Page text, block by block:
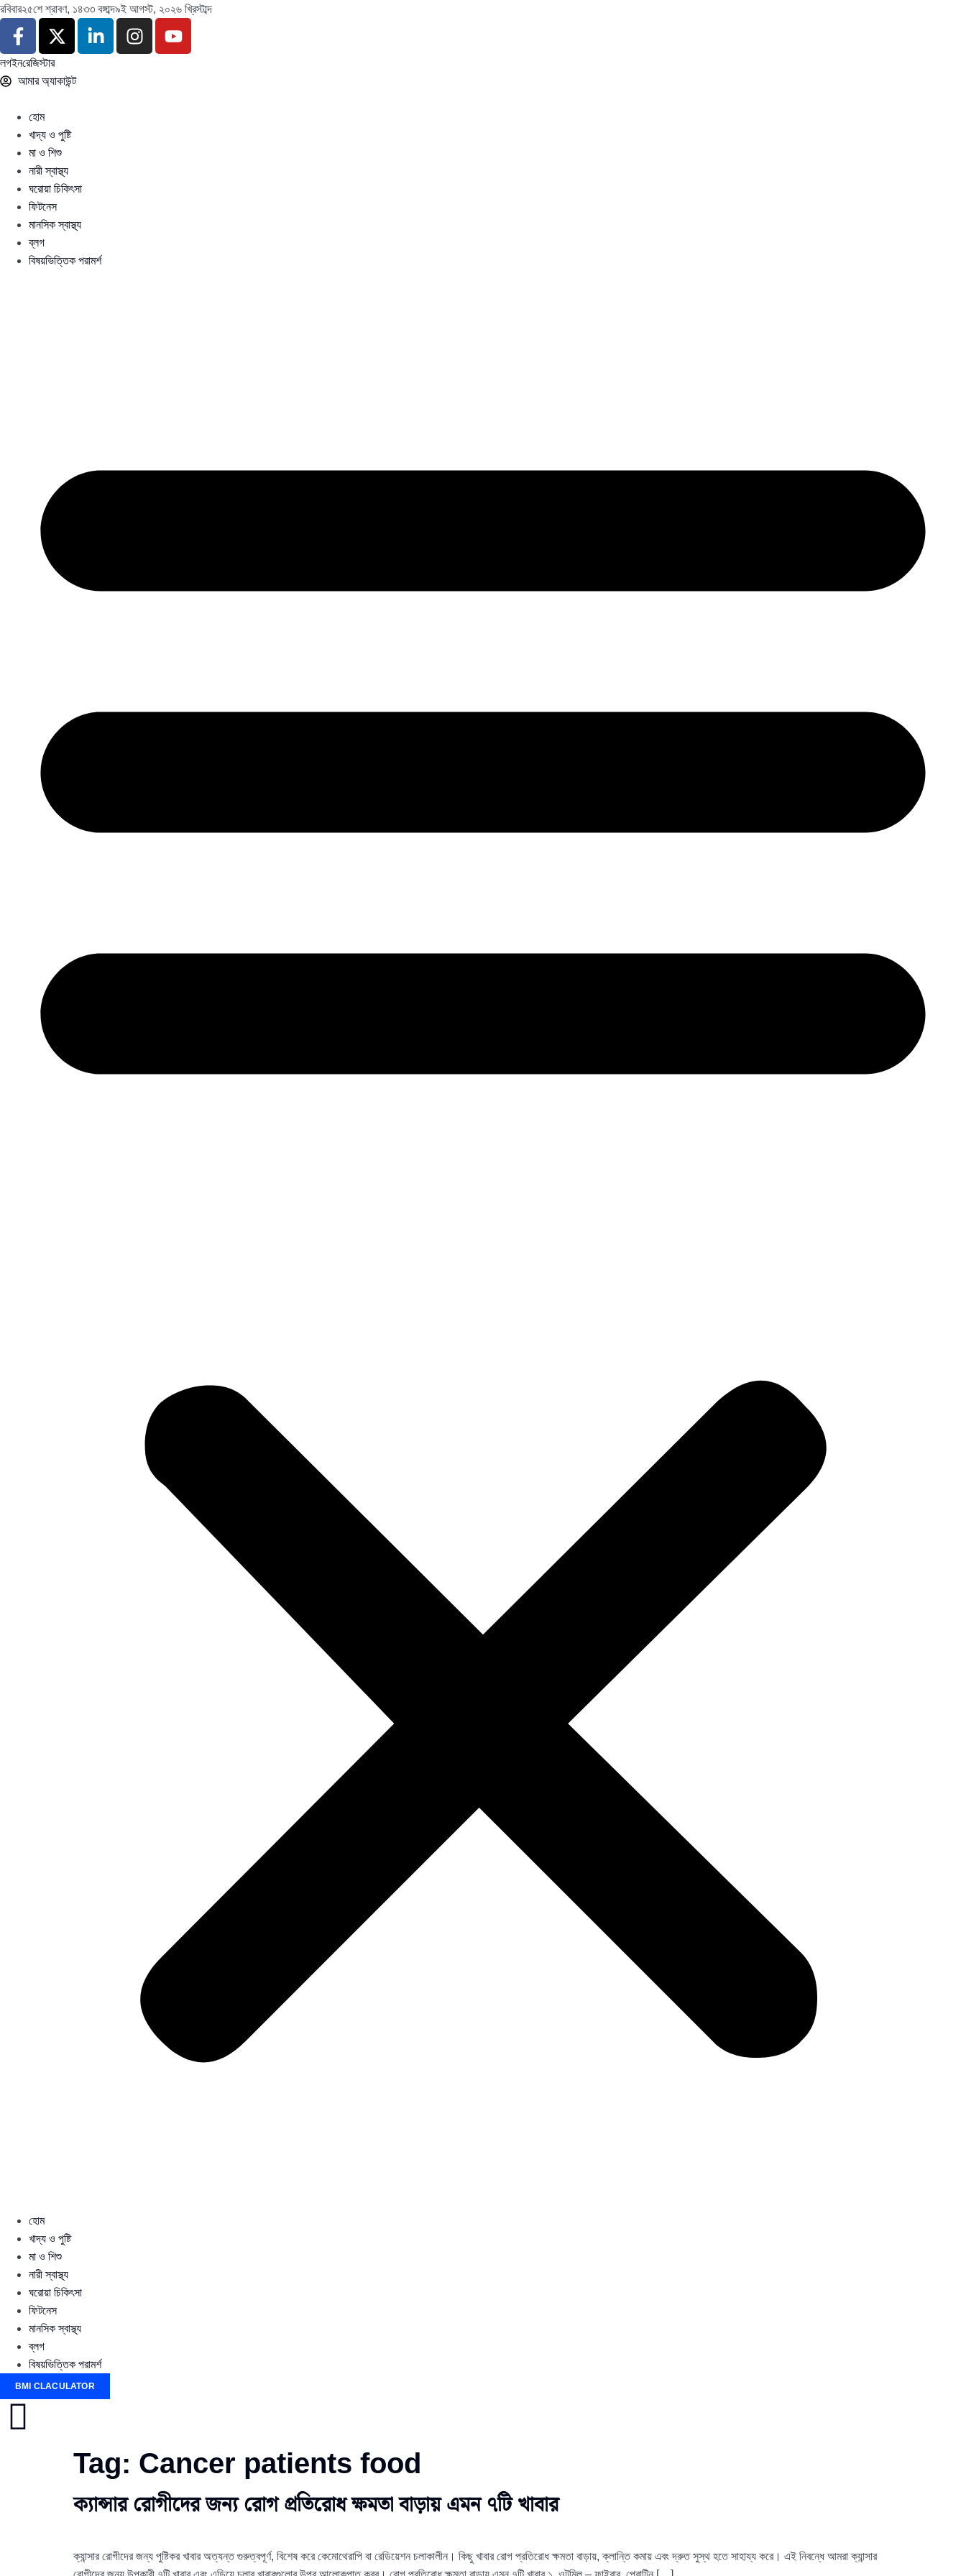
রবিবার২৫শে শ্রাবণ, ১৪৩৩ বঙ্গাব্দ৯ই আগস্ট, ২০২৬ খ্রিস্টাব্দ
লগইনরেজিস্টার
আমার অ্যাকাউন্ট
হোম
খাদ্য ও পুষ্টি
মা ও শিশু
নারী স্বাস্থ্য
ঘরোয়া চিকিৎসা
ফিটনেস
মানসিক স্বাস্থ্য
ব্লগ
বিষয়ভিত্তিক পরামর্শ
হোম
খাদ্য ও পুষ্টি
মা ও শিশু
নারী স্বাস্থ্য
ঘরোয়া চিকিৎসা
ফিটনেস
মানসিক স্বাস্থ্য
ব্লগ
বিষয়ভিত্তিক পরামর্শ
BMI CLACULATOR
Tag: Cancer patients food
ক্যান্সার রোগীদের জন্য রোগ প্রতিরোধ ক্ষমতা বাড়ায় এমন ৭টি খাবার
ক্যান্সার রোগীদের জন্য পুষ্টিকর খাবার অত্যন্ত গুরুত্বপূর্ণ, বিশেষ করে কেমোথেরাপি বা রেডিয়েশন চলাকালীন। কিছু খাবার রোগ প্রতিরোধ ক্ষমতা বাড়ায়, ক্লান্তি কমায় এবং দ্রুত সুস্থ হতে সাহায্য করে। এই নিবন্ধে আমরা ক্যান্সার